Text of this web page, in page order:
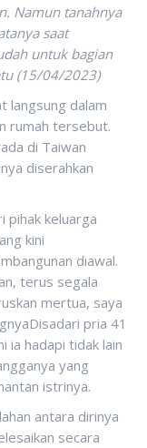
Namun tanahnya
saat
untuk bagian
(15/04/2023)
langsung dalam
rumah tersebut.
di Taiwan
diserahkan
pihak keluarga
kini
diawal.
terus segala
mertua, saya
pria 41
ia hadapi tidak lain
yang
istrinya.
antara dirinya
secara